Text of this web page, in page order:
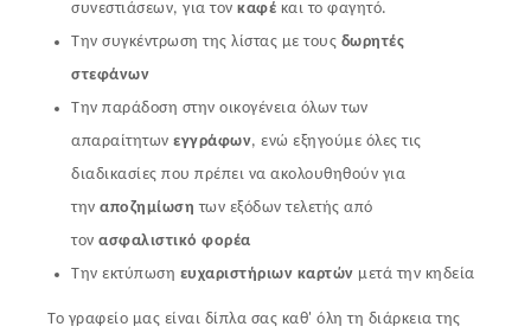
συνεστιάσεων, για τον καφέ και το φαγητό.
Την συγκέντρωση της λίστας με τους δωρητές
στεφάνων
Την παράδοση στην οικογένεια όλων των
απαραίτητων εγγράφων, ενώ εξηγούμε όλες τις
διαδικασίες που πρέπει να ακολουθηθούν για
την αποζημίωση των εξόδων τελετής από
τον ασφαλιστικό φορέα
Την εκτύπωση ευχαριστήριων καρτών μετά την κηδεία
Το γραφείο μας είναι δίπλα σας καθ' όλη τη διάρκεια της